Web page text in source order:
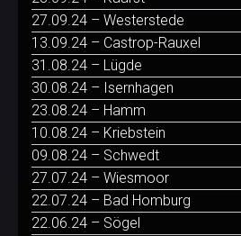
27.09.24 – Westerstede
13.09.24 – Castrop-Rauxel
31.08.24 – Lügde
30.08.24 – Isernhagen
23.08.24 – Hamm
10.08.24 – Kriebstein
09.08.24 – Schwedt
27.07.24 – Wiesmoor
22.07.24 – Bad Homburg
22.06.24 – Sögel